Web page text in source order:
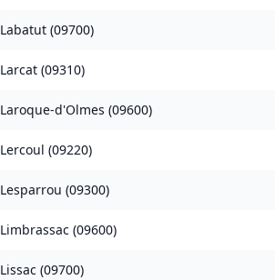
Labatut (09700)
Larcat (09310)
Laroque-d'Olmes (09600)
Lercoul (09220)
Lesparrou (09300)
Limbrassac (09600)
Lissac (09700)